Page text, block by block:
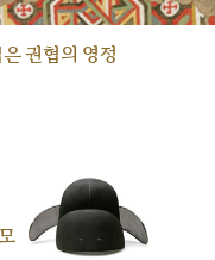
권협의 영정